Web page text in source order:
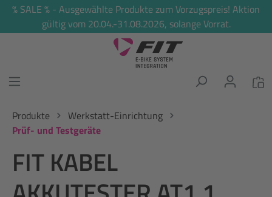
springen
% SALE % - Ausgewählte Produkte zum Vorzugspreis! Aktion
gültig vom 20.04.-31.08.2026, solange Vorrat.
Produkte
Werkstatt-Einrichtung
Prüf- und Testgeräte
FIT KABEL